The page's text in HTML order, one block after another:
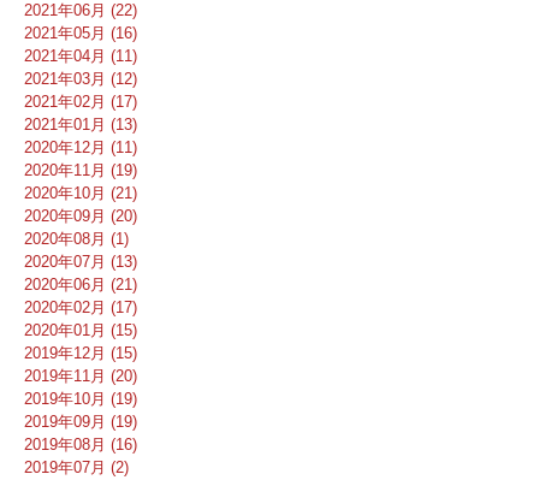
2021年06月 (22)
2021年05月 (16)
2021年04月 (11)
2021年03月 (12)
2021年02月 (17)
2021年01月 (13)
2020年12月 (11)
2020年11月 (19)
2020年10月 (21)
2020年09月 (20)
2020年08月 (1)
2020年07月 (13)
2020年06月 (21)
2020年02月 (17)
2020年01月 (15)
2019年12月 (15)
2019年11月 (20)
2019年10月 (19)
2019年09月 (19)
2019年08月 (16)
2019年07月 (2)